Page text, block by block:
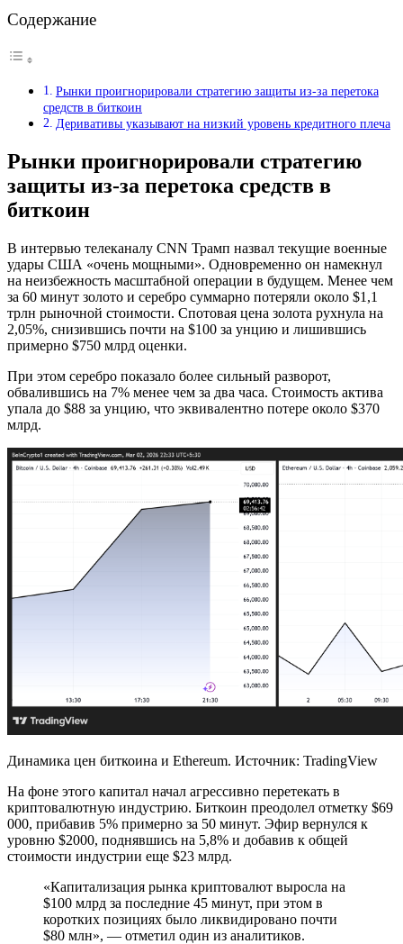
Содержание
Рынки проигнорировали стратегию защиты из-за перетока
средств в биткоин
Деривативы указывают на низкий уровень кредитного плеча
Рынки проигнорировали стратегию
защиты из-за перетока средств в
биткоин
В интервью телеканалу CNN Трамп назвал текущие военные
удары США «очень мощными». Одновременно он намекнул
на неизбежность масштабной операции в будущем. Менее чем
за 60 минут золото и серебро суммарно потеряли около $1,1
трлн рыночной стоимости. Спотовая цена золота рухнула на
2,05%, снизившись почти на $100 за унцию и лишившись
примерно $750 млрд оценки.
При этом серебро показало более сильный разворот,
обвалившись на 7% менее чем за два часа. Стоимость актива
упала до $88 за унцию, что эквивалентно потере около $370
млрд.
Динамика цен биткоина и Ethereum. Источник: TradingView
На фоне этого капитал начал агрессивно перетекать в
криптовалютную индустрию. Биткоин преодолел отметку $69
000, прибавив 5% примерно за 50 минут. Эфир вернулся к
уровню $2000, поднявшись на 5,8% и добавив к общей
стоимости индустрии еще $23 млрд.
«Капитализация рынка криптовалют выросла на
$100 млрд за последние 45 минут, при этом в
коротких позициях было ликвидировано почти
$80 млн», — отметил один из аналитиков.